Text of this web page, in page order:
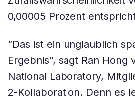
0,00005 Prozent
“Das ist ein unglaublich
Ergebnis”, sagt Ran Hong
National Laboratory,
2-Kollaboration. Denn es